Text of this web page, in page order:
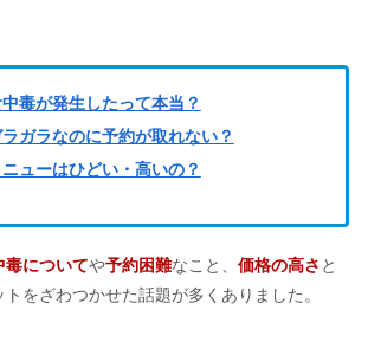
ダロワイヨ食べ放題【2023】ケーキ食
べ放題の店舗・予約方法は？
結果&飲むタイミング
毒が発生したって本当？
ガラなのに予約が取れない？
ューはひどい・高いの？
毒についてや予約困難なこと、 価格の高さ と
をざわつかせた話題が多くありました。